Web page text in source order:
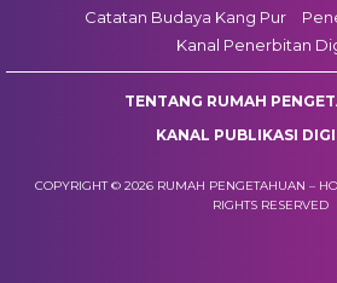
Catatan Budaya Kang Pur
Kanal Penerbitan
TENTANG RUMAH
KANAL PUBLIKASI
COPYRIGHT © 2026 RUMAH PENGETAHUAN –
RIGHTS RESERVED